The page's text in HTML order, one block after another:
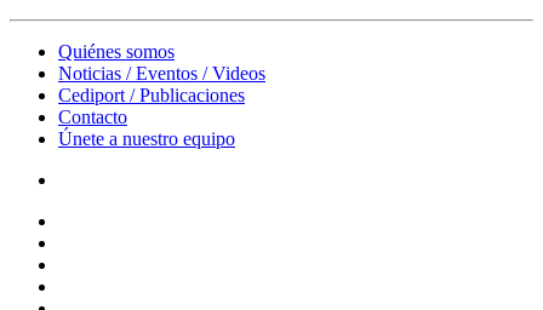
Quiénes somos
Noticias / Eventos / Videos
Cediport / Publicaciones
Contacto
Únete a nuestro equipo